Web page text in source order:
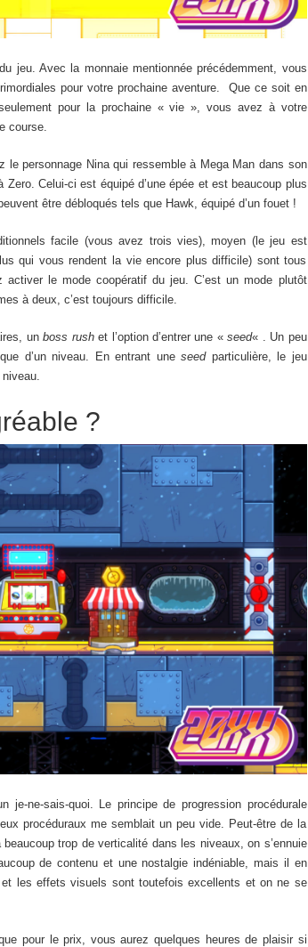
jeu. Avec la monnaie mentionnée précédemment, vous
pour votre prochaine aventure. Que ce soit en
pour la prochaine « vie », vous avez à votre
course.
le personnage Nina qui ressemble à Mega Man dans son
Celui-ci est équipé d’une épée et est beaucoup plus
être débloqués tels que Hawk, équipé d’un fouet !
facile (vous avez trois vies), moyen (le jeu est
qui vous rendent la vie encore plus difficile) sont tous
le mode coopératif du jeu. C’est un mode plutôt
à deux, c’est toujours difficile.
unboss rushet l’option d’entrer une «seed« . Un peu
d’un niveau. En entrant une seedparticulière, le jeu
?
je-ne-sais-quoi. Le principe de progression procédurale
procéduraux me semblait un peu vide. Peut-être de la
trop de verticalité dans les niveaux, on s’ennuie
de contenu et une nostalgie indéniable, mais il en
les effets visuels sont toutefois excellents et on ne se
pour le prix, vous aurez quelques heures de plaisir si